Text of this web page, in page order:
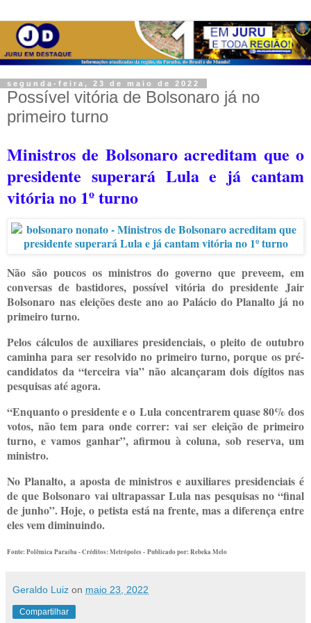
segunda-feira, 23 de maio de 2022
Possível vitória de Bolsonaro já no
primeiro turno
Ministros de Bolsonaro acreditam que o
presidente superará Lula e já cantam
vitória no 1º turno
Não são poucos os ministros do governo que preveem, em
conversas de bastidores, possível vitória do presidente Jair
Bolsonaro nas eleições deste ano ao Palácio do Planalto já no
primeiro turno.
Pelos cálculos de auxiliares presidenciais, o pleito de outubro
caminha para ser resolvido no primeiro turno, porque os pré-
candidatos da “terceira via” não alcançaram dois dígitos nas
pesquisas até agora.
“Enquanto o presidente e o Lula concentrarem quase 80% dos
votos, não tem para onde correr: vai ser eleição de primeiro
turno, e vamos ganhar”, afirmou à coluna, sob reserva, um
ministro.
No Planalto, a aposta de ministros e auxiliares presidenciais é
de que Bolsonaro vai ultrapassar Lula nas pesquisas no “final
de junho”. Hoje, o petista está na frente, mas a diferença entre
eles vem diminuindo.
Fonte: Polêmica Paraíba - Créditos: Metrópoles - Publicado por: Rebeka Melo
Geraldo Luiz on maio 23, 2022
Compartilhar